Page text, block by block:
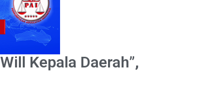
Kepala Daerah”,